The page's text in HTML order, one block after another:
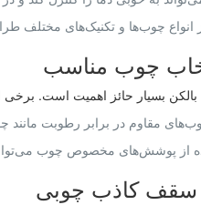
انواع چوب‌ها و تکنیک‌های مختلف
چوب مناسب
بسیار حائز اهمیت است. برخی از
مقاوم در برابر رطوبت مانند
پوشش‌های مخصوص چوب می‌تواند
سقف کاذب چوبی